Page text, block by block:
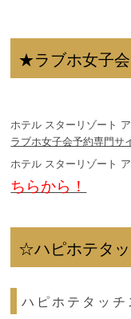
★ラブホ女子
ホテル スターリゾート
ラブホ女子会予約専門サ
ホテル スターリゾート
ちらから！
☆ハピホテタ
ハピホテタッ